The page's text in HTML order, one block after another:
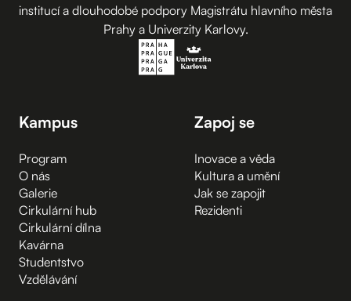
institucí a dlouhodobé podpory Magistrátu hlavního města
Prahy a Univerzity Karlovy.
Kampus
Program
O nás
Galerie
Cirkulární hub
Cirkulární dílna
Kavárna
Studentstvo
Vzdělávání
Zapoj se
Inovace a věda
Kultura a umění
Jak se zapojit
Rezidenti